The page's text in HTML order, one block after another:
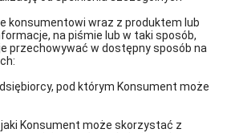
konsumentowi wraz z produktem lub
na piśmie lub w taki sposób,
przechowywać w dostępny sposób na
pod którym Konsument może
jaki Konsument może skorzystać z